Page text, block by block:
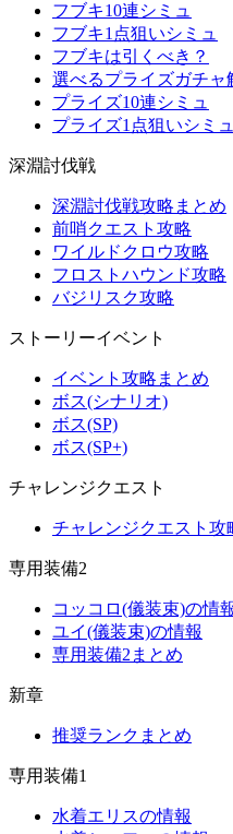
フブキ10連シミュ
フブキ1点狙いシミュ
フブキは引くべき？
選べるプライズガチャ
プライズ10連シミュ
プライズ1点狙いシミュ
深淵討伐戦
深淵討伐戦攻略まとめ
前哨クエスト攻略
ワイルドクロウ攻略
フロストハウンド攻略
バジリスク攻略
ストーリーイベント
イベント攻略まとめ
ボス(シナリオ)
ボス(SP)
ボス(SP+)
チャレンジクエスト
チャレンジクエスト攻
専用装備2
コッコロ(儀装束)の情
ユイ(儀装束)の情報
専用装備2まとめ
新章
推奨ランクまとめ
専用装備1
水着エリスの情報